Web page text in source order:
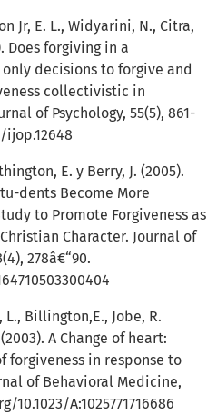
Jr, E. L., Widyarini, N., Citra,
Does forgiving in a
decisions to forgive and
collectivistic in
of Psychology, 55(5), 861-
E. y Berry, J. (2005).
dents Become More
to Promote Forgiveness as
Character. Journal of
278â€“90.
L., Billington,E., Jobe, R.
A Change of heart:
forgiveness in response to
of Behavioral Medicine,
10.1023/A:1025771716686